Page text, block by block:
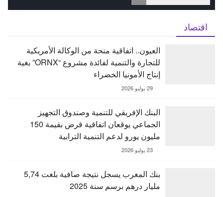
اقتصاد
العيون.. اتفاقية منحة من الوكالة الأمريكية
للتجارة والتنمية لفائدة مشروع “ORNX” بغية
إنتاج الأمونيا الخضراء
29 يوليو 2026
البنك الإفريقي للتنمية وصندوق التجهيز
الجماعي يوقعان اتفاقية قرض بقيمة 150
مليون يورو لدعم التنمية الترابية
23 يوليو 2026
بنك المغرب يسجل نتيجة صافية بلغت 5,74
مليار درهم برسم سنة 2025